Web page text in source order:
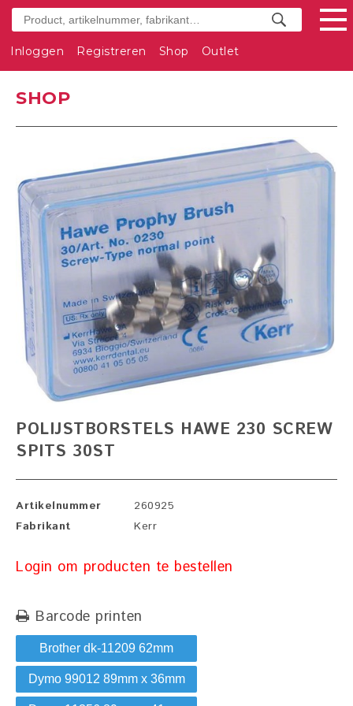
Inloggen Registreren Shop Outlet
SHOP
POLIJSTBORSTELS HAWE 230 SCREW
SPITS 30ST
Artikelnummer
260925
Fabrikant
Kerr
Login om producten te bestellen
Barcode printen
Brother dk-11209 62mm
Dymo 99012 89mm x 36mm